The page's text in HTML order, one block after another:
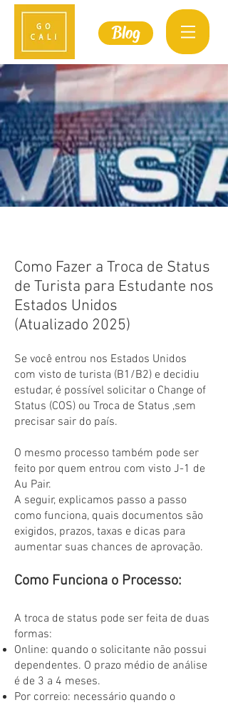
Blog
Como Fazer a Troca de Status
de Turista para Estudante nos
Estados Unidos
(Atualizado 2025)
Se você entrou nos Estados Unidos
com visto de turista (B1/B2) e decidiu
estudar, é possível solicitar o Change of
Status (COS) ou Troca de Status ,sem
precisar sair do país.
O mesmo processo também pode ser
feito por quem entrou com visto J-1 de
Au Pair.
A seguir, explicamos passo a passo
como funciona, quais documentos são
exigidos, prazos, taxas e dicas para
aumentar suas chances de aprovação.
Como Funciona o Processo:
A troca de status pode ser feita de duas
formas:
Online: quando o solicitante não possui
dependentes. O prazo médio de análise
é de 3 a 4 meses.
Por correio: necessário quando o